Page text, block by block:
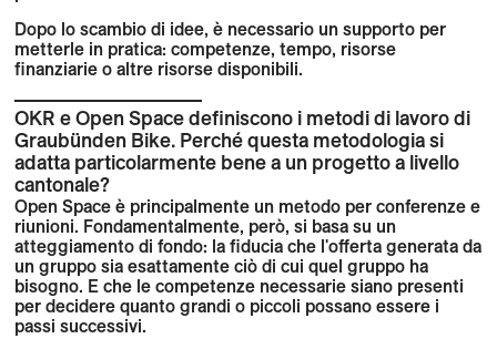
Dopo lo scambio di idee, è necessario un supporto per
metterle in pratica: competenze, tempo, risorse
finanziarie o altre risorse disponibili.
OKR e Open Space definiscono i metodi di lavoro di
Graubünden Bike. Perché questa metodologia si
adatta particolarmente bene a un progetto a livello
cantonale?
Open Space è principalmente un metodo per conferenze e
riunioni. Fondamentalmente, però, si basa su un
atteggiamento di fondo: la fiducia che l'offerta generata da
un gruppo sia esattamente ciò di cui quel gruppo ha
bisogno. E che le competenze necessarie siano presenti
per decidere quanto grandi o piccoli possano essere i
passi successivi.